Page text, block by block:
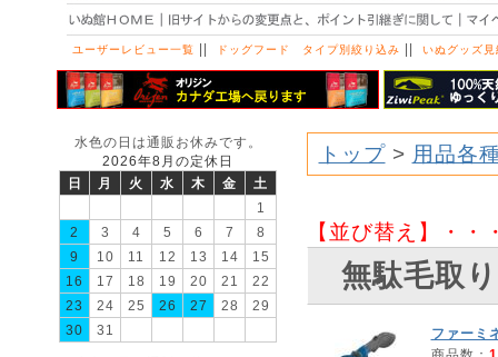
ユーザーレビュー一覧 || ドッグフード タイプ別絞り込み || いぬグッズ見
水色の日は通販お休みです。
2026年8月の定休日
日
月 火 水 木 金
土
1
2
3 4 5 6 7
8
9
10 11 12 13 14
15
16
17 18 19 20 21
22
23
24 25 26 27 28
29
30
31
トップ> 用品各
【並び替え】・・
無駄毛取り
ファーミ